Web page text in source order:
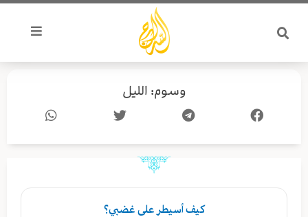
تخطي
المحتوى
وسوم: الليل
كيف أسيطر على غضبي؟